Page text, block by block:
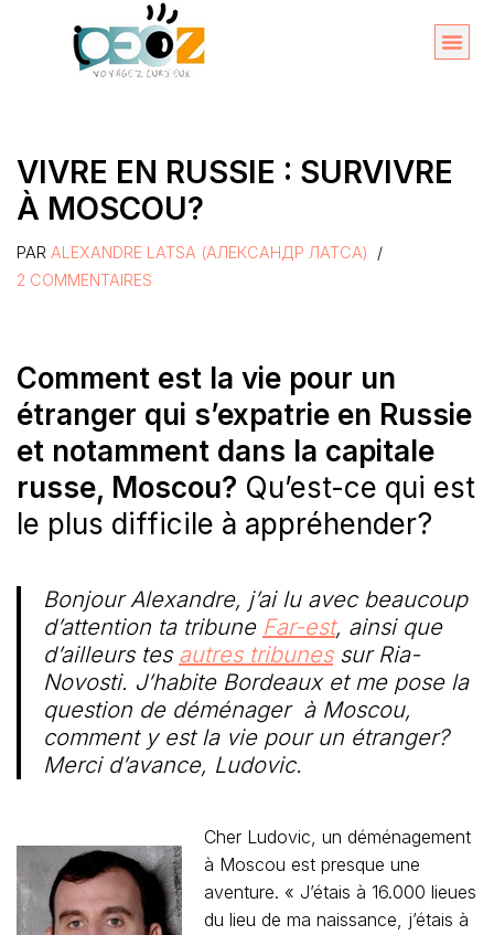
VIVRE EN RUSSIE : SURVIVRE
À MOSCOU?
PAR ALEXANDRE LATSA (АЛЕКСАНДР ЛАТСА)
2 COMMENTAIRES
Comment est la vie pour un
étranger qui s’expatrie en Russie
et notamment dans la capitale
russe, Moscou? Qu’est-ce qui est
le plus difficile à appréhender?
Bonjour Alexandre, j’ai lu avec beaucoup
d’attention ta tribune Far-est, ainsi que
d’ailleurs tes autres tribunessur Ria-
Novosti. J’habite Bordeaux et me pose la
question de déménager à Moscou,
comment y est la vie pour un étranger?
Merci d’avance, Ludovic.
Cher Ludovic, un déménagement
à Moscou est presque une
aventure. « J’étais à 16.000 lieues
du lieu de ma naissance, j’étais à